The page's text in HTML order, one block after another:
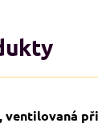
ventilovaná